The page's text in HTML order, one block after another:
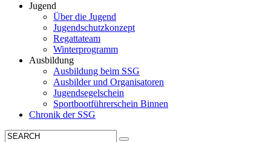
Jugend
Über die Jugend
Jugendschutzkonzept
Regattateam
Winterprogramm
Ausbildung
Ausbildung beim SSG
Ausbilder und Organisatoren
Jugendsegelschein
Sportbootführerschein Binnen
Chronik der SSG